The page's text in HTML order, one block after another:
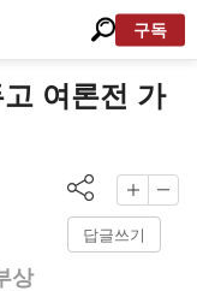
구독
여론전 가
답글쓰기
상